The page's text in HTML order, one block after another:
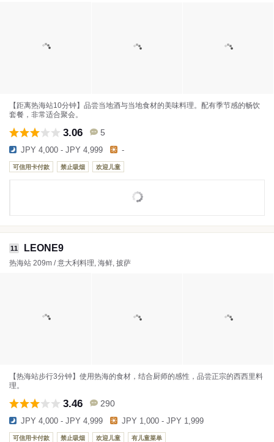
【距离热海站10分钟】品尝当地酒与当地食材的美味料理。配有季节感的畅饮
套餐，非常适合聚会。
3.06 5
JPY 4,000 - JPY 4,999 -
可信用卡付款 禁止吸烟 欢迎儿童
11 LEONE9
热海站 209m / 意大利料理, 海鲜, 披萨
【热海站步行3分钟】使用热海的食材，结合厨师的感性，品尝正宗的西西里料
理。
3.46 290
JPY 4,000 - JPY 4,999 JPY 1,000 - JPY 1,999
可信用卡付款 禁止吸烟 欢迎儿童 有儿童菜单